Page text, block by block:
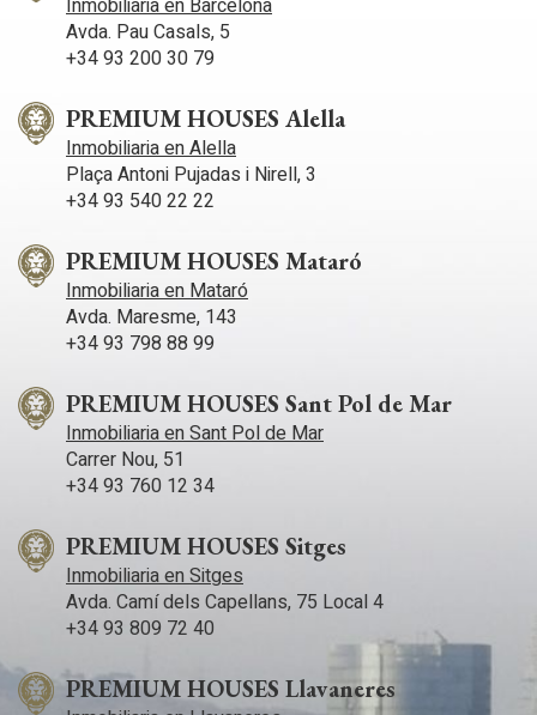
Inmobiliaria en Barcelona
Avda. Pau Casals, 5
+34 93 200 30 79
PREMIUM HOUSES Alella
Inmobiliaria en Alella
Plaça Antoni Pujadas i Nirell, 3
+34 93 540 22 22
PREMIUM HOUSES Mataró
Inmobiliaria en Mataró
Avda. Maresme, 143
+34 93 798 88 99
PREMIUM HOUSES Sant Pol de Mar
Inmobiliaria en Sant Pol de Mar
Carrer Nou, 51
+34 93 760 12 34
PREMIUM HOUSES Sitges
Inmobiliaria en Sitges
Avda. Camí­ dels Capellans, 75 Local 4
+34 93 809 72 40
PREMIUM HOUSES Llavaneres